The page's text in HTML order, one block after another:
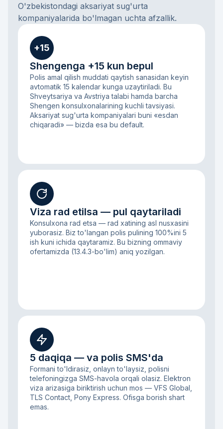
O'zbekistondagi aksariyat sug'urta
kompaniyalarida bo'lmagan uchta afzallik.
+15
Shengenga +15 kun bepul
Polis amal qilish muddati qaytish sanasidan keyin
avtomatik 15 kalendar kunga uzaytiriladi. Bu
Shveytsariya va Avstriya talabi hamda barcha
Shengen konsulxonalarining kuchli tavsiyasi.
Aksariyat sug'urta kompaniyalari buni «esdan
chiqaradi» — bizda esa bu default.
Viza rad etilsa — pul qaytariladi
Konsulxona rad etsa — rad xatining asl nusxasini
yuborasiz. Biz to'langan polis pulining 100%ini 5
ish kuni ichida qaytaramiz. Bu bizning ommaviy
ofertamizda (13.4.3-bo'lim) aniq yozilgan.
5 daqiqa — va polis SMS'da
Formani to'ldirasiz, onlayn to'laysiz, polisni
telefoningizga SMS-havola orqali olasiz. Elektron
viza arizasiga biriktirish uchun mos — VFS Global,
TLS Contact, Pony Express. Ofisga borish shart
emas.